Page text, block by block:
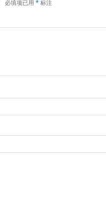
必填项已用 *标注